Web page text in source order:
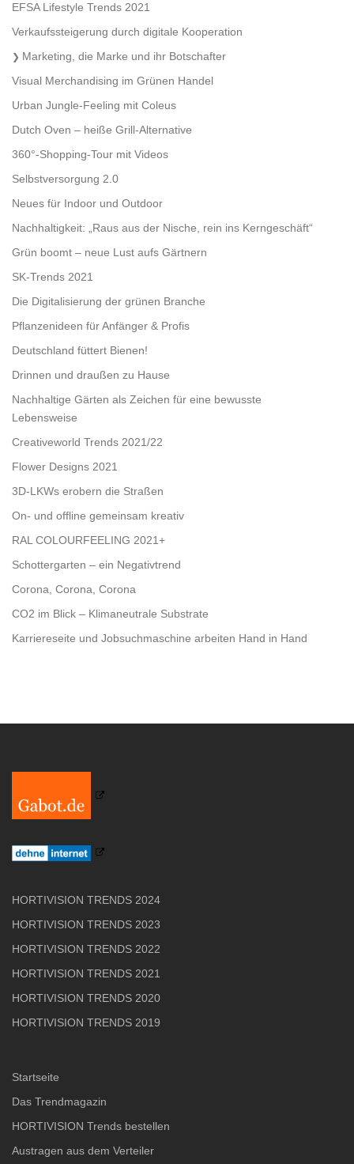
EFSA Lifestyle Trends 2021
Verkaufssteigerung durch digitale Kooperation
Marketing, die Marke und ihr Botschafter
Visual Merchandising im Grünen Handel
Urban Jungle-Feeling mit Coleus
Dutch Oven – heiße Grill-Alternative
360°-Shopping-Tour mit Videos
Selbstversorgung 2.0
Neues für Indoor und Outdoor
Nachhaltigkeit: „Raus aus der Nische, rein ins Kerngeschäft“
Grün boomt – neue Lust aufs Gärtnern
SK-Trends 2021
Die Digitalisierung der grünen Branche
Pflanzenideen für Anfänger & Profis
Deutschland füttert Bienen!
Drinnen und draußen zu Hause
Nachhaltige Gärten als Zeichen für eine bewusste
Lebensweise
Creativeworld Trends 2021/22
Flower Designs 2021
3D-LKWs erobern die Straßen
On- und offline gemeinsam kreativ
RAL COLOURFEELING 2021+
Schottergarten – ein Negativtrend
Corona, Corona, Corona
CO2 im Blick – Klimaneutrale Substrate
Karriereseite und Jobsuchmaschine arbeiten Hand in Hand
HORTIVISION TRENDS 2024
HORTIVISION TRENDS 2023
HORTIVISION TRENDS 2022
HORTIVISION TRENDS 2021
HORTIVISION TRENDS 2020
HORTIVISION TRENDS 2019
Startseite
Das Trendmagazin
HORTIVISION Trends bestellen
Austragen aus dem Verteiler